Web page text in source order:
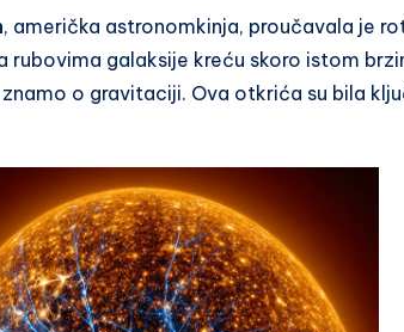
, američka astronomkinja, proučavala je
rubovima galaksije kreću skoro istom
o gravitaciji. Ova otkrića su bila